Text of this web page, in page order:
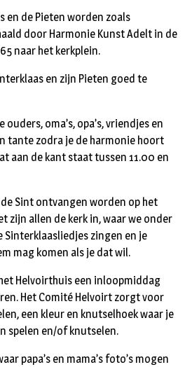
Pieten worden zoals
door Harmonie Kunst Adelt in de
naar het kerkplein.
en zijn Pieten goed te
oma’s, opa’s, vriendjes en
tante zodra je de harmonie hoort
aan de kant staat tussen 11.00 en
Sint ontvangen worden op het
zijn allen de kerk in, waar we onder
Sinterklaasliedjes zingen en je
mag komen als je dat wil.
Helvoirthuis een inloopmiddag
Het Comité Helvoirt zorgt voor
een kleur en knutselhoek waar je
spelen en/of knutselen.
papa’s en mama’s foto’s mogen